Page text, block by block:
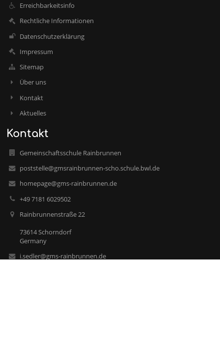
Erreichbarkeitsinfo
Rechtliche Informationen
Datenschutzerklärung
Impressum
Sitemap
Über uns
Kontakt
Aktuelles
Kontakt
Gemeinschaftsschule Rainbrunnen
poststelle@gmsrainbrunnen-scho.schule.bwl.de
homepage@gms-rainbrunnen.de
+49 7181 6029502
Rainbrunnenstraße 22
73614 Schorndorf
Germany
i.sedler@gms-rainbrunnen.de